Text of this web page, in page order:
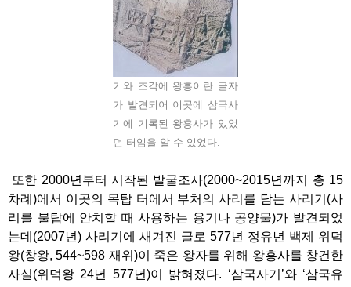
기와 조각에 왕흥이란 글자
가 발견되어 이곳에 삼국사
기에 기록된 왕흥사가 있었
던 터임을 알 수 있었다.
또한 2000년부터 시작된 발굴조사(2000~2015년까지 총 15
차례)에서 이곳의 목탑 터에서 부처의 사리를 담는 사리기(사
리를 불탑에 안치할 때 사용하는 용기나 공양물)가 발견되었
는데(2007년) 사리기에 새겨진 글로 577년 정유년 백제 위덕
왕(창왕, 544~598 재위)이 죽은 왕자를 위해 왕흥사를 창건한
사실(위덕왕 24년 577년)이 밝혀졌다. ‘삼국사기’와 ‘삼국유